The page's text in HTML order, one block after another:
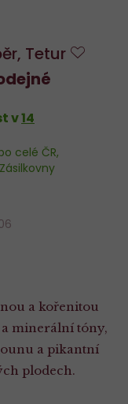
Tetur
a kořenitou
minerální tóny,
a pikantní
plodech.
v14
celé ČR,